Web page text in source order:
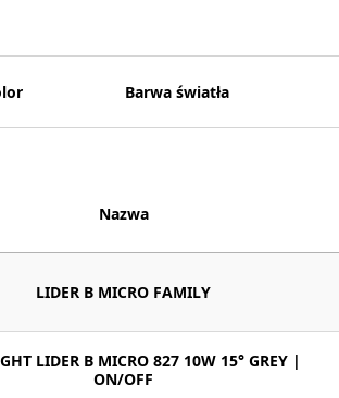
Barwa światła
Nazwa
LIDER B MICRO FAMILY
LIDER B MICRO 827 10W 15° GREY |
ON/OFF